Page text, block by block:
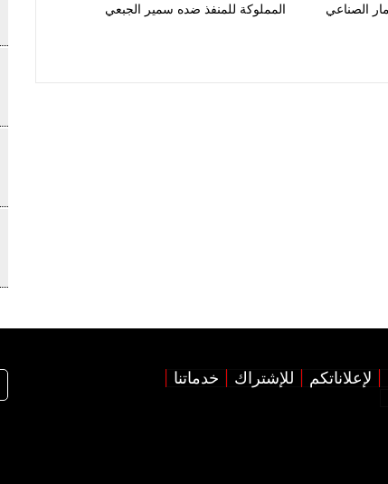
الصناعي
المملوكة للمنفذ ضده سمير الجبعي
لإعلاناتكم للإشتراك
خدماتنا